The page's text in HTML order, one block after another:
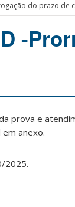
do prazo de
-
prova e
anexo.
2025.